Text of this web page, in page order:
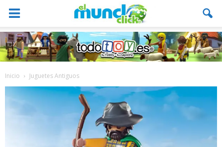
Inicio Juguetes Antiguos